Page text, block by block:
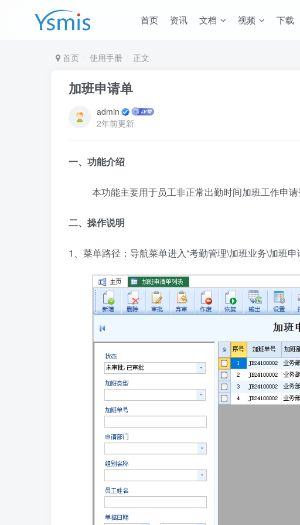
首页 资讯 文档 视频 下载
首页 使用手册 正文
加班申请单
admin
2年前更新
一、功能介绍
本功能主要用于员工非正常出勤时间加班工作申
二、操作说明
1、菜单路径：导航菜单进入“考勤管理\加班业务\加班申